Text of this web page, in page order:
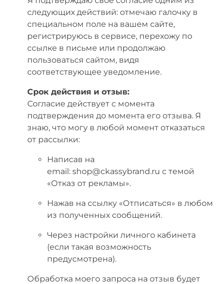
следующих действий: отмечаю галочку в
специальном поле на вашем сайте,
регистрируюсь в сервисе, перехожу по
ссылке в письме или продолжаю
пользоваться сайтом, видя
соответствующее уведомление.
Срок действия и отзыв:
Согласие действует с момента
подтверждения до момента его отзыва. Я
знаю, что могу в любой момент отказаться
от рассылки:
Написав на
email: shop@ckassybrand.ru с темой
«Отказ от рекламы».
Нажав на ссылку «Отписаться» в любом
из полученных сообщений.
Через настройки личного кабинета
(если такая возможность
предусмотрена).
Обработка моего запроса на отзыв будет